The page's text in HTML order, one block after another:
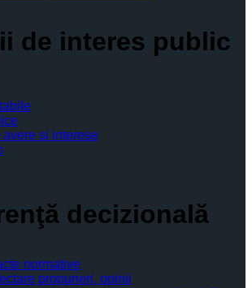
de interes public
si interese
decizională
normative
propuneri, opinii